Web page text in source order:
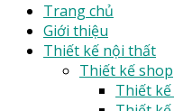
Trang chủ
Giới thiệu
Thiết kế nội thất
Thiết kế shop
Thiết